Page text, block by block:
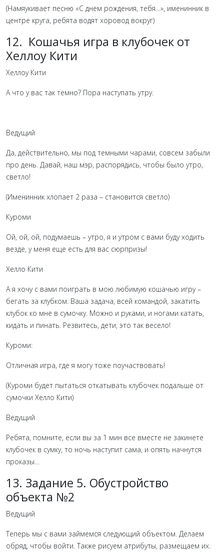
(Намяукивает песню «С днем рождения, тебя…», именинник в
центре круга, ребята водят хоровод вокруг)
12. Кошачья игра в клубочек от
Хеллоу Кити
Хеллоу Кити
А что у вас так темно? Пора наступать утру.
Ведущий
Да, действительно, мы под темными чарами, совсем забыли
про день. Давай, наш мэр, распорядись, чтобы было утро,
светло!
(Именинник хлопает 2 раза – становится светло)
Куроми
Ой, ой, ой, подумаешь – утро, я и утром с вами буду ходить
везде, у меня еще есть для вас сюрпризы!
Хелло Кити
А я хочу с вами поиграть в мою любимую кошачью игру –
бегать за клубком. Ваша задача, всей командой, закатить
клубок ко мне в сумочку. Можно и руками, и ногами катать,
кидать и пинать. Резвитесь, дети, это так весело!
Куроми:
Отличная игра, где я могу тоже поучаствовать!
(Куроми будет пытаться откатывать клубочек подальше от
сумочки Хелло Кити)
Ведущий
Ребята, помните, если вы за 1 мин все вместе не закинете
клубочек в сумку, то ночь наступит сама, и опять начнутся
проказы…
13. Задание 5. Обустройство
объекта №2
Ведущий
Теперь мы с вами займемся следующий объектом. Делаем
обряд, чтобы войти. Также рисуем атрибуты, размещаем их.